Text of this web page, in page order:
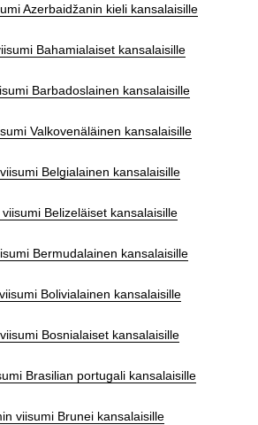
Azerbaidžanin kieli kansalaisille
Bahamialaiset kansalaisille
Barbadoslainen kansalaisille
Valkovenäläinen kansalaisille
Belgialainen kansalaisille
Belizeläiset kansalaisille
Bermudalainen kansalaisille
Bolivialainen kansalaisille
Bosnialaiset kansalaisille
Brasilian portugali kansalaisille
viisumi Brunei kansalaisille